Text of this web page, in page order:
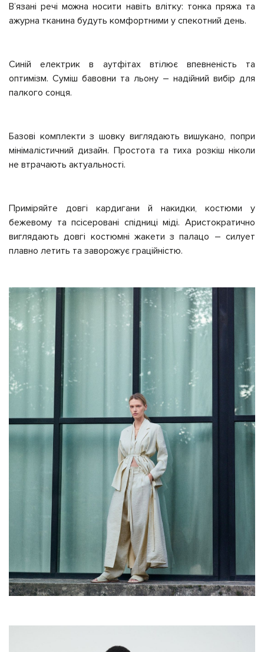
Вʼязані речі можна носити навіть влітку: тонка пряжа та
ажурна тканина будуть комфортними у спекотний день.
Синій електрик в аутфітах втілює впевненість та
оптимізм. Суміш бавовни та льону – надійний вибір для
палкого сонця.
Базові комплекти з шовку виглядають вишукано, попри
мінімалістичний дизайн. Простота та тиха розкіш ніколи
не втрачають актуальності.
Приміряйте довгі кардигани й накидки, костюми у
бежевому та псісеровані спідниці міді. Аристократично
виглядають довгі костюмні жакети з палацо – силует
плавно летить та заворожує граційністю.